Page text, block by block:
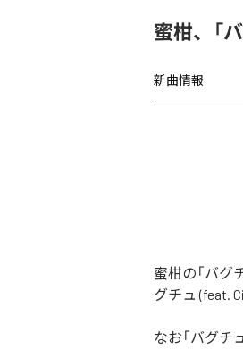
蜜柑、「
新曲情報
蜜柑の「バグ
グチュ (feat.
なお「バグチ